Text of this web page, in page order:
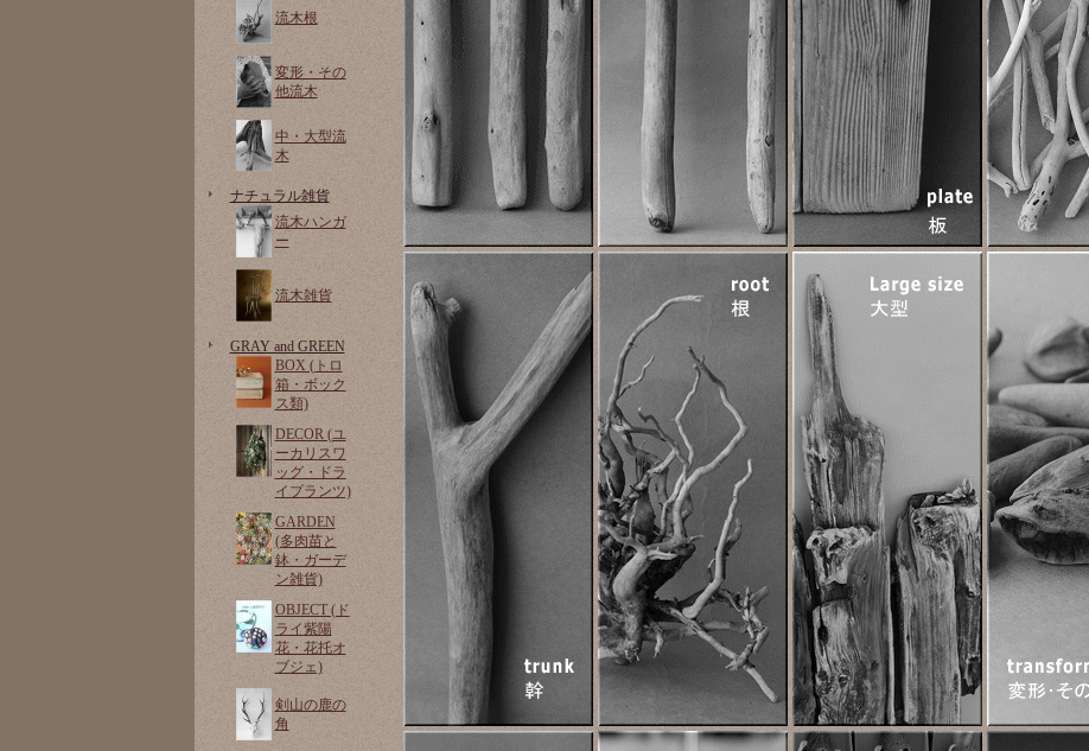
流木根
変形・その
他流木
中・大型流
木
ナチュラル雑貨
流木ハンガ
ー
流木雑貨
GRAY and GREEN
BOX (トロ
箱・ボック
ス類)
DECOR (ユ
ーカリスワ
ッグ・ドラ
イプランツ)
GARDEN
(多肉苗と
鉢・ガーデ
ン雑貨)
OBJECT (ド
ライ紫陽
花・花托オ
ブジェ)
剣山の鹿の
角